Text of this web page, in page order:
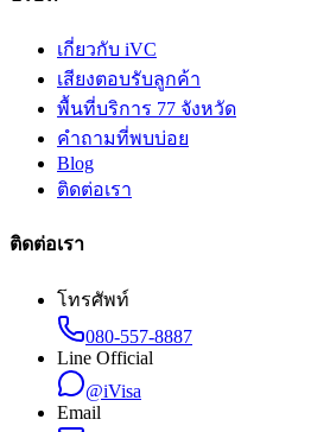
เกี่ยวกับ iVC
เสียงตอบรับลูกค้า
พื้นที่บริการ 77 จังหวัด
คำถามที่พบบ่อย
Blog
ติดต่อเรา
ติดต่อเรา
โทรศัพท์
080-557-8887
Line Official
@iVisa
Email